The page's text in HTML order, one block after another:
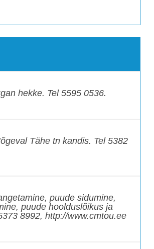
hekke. Tel 5595 0536.
Tähe tn kandis. Tel 5382
puude sidumine,
puude hoolduslõikus ja
8992, http://www.cmtou.ee